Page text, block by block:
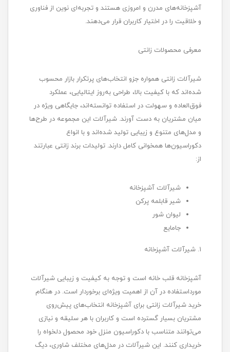
آشپزخانه‌های مدرن و امروزی هستند و تجربه‌ای نوین از فناوری
و خلاقیت را در اختیار کاربران قرار می‌دهند.
معرفی محصولات زانتی
شیرآلات زانتی همواره جزو انتخاب‌های پرتکرار بازار محسوب
شده‌اند که با کیفیت بالا، طراحی به‌روز ایتالیایی، عملکرد
فوق‌العاده و سهولت در استفاده توانسته‌اند، جایگاهی ویژه در
میان مشتریان به دست آورند. شیرآلات این مجموعه در طرح‌ها
و مدل‌های متنوع و زیبایی تولید شده‌اند و با انواع
دکوراسیون‌ها همخوانی کامل دارند. تولیدات برند زانتی عبارتند
از:
شیرآلات آشپزخانه
شیر قابلمه پرکن
لیوان شور
جامایع
۱. شیرآلات آشپزخانه
آشپزخانه قلب خانه است و توجه به کیفیت و زیبایی شیرآلات
مورداستفاده در آن از اهمیت ویژه‌ای برخوردار است. در هنگام
خرید شیرآلات زانتی برای آشپزخانه انتخاب‌های پیش‌روی
مشتریان بسیار گسترده است و کاربران با هر سلیقه و نیازی
می‌توانند متناسب با دکوراسیون منزل خود محصول دلخواه را
خریداری کنند. این شیرآلات در مدل‌های مختلف شاوری، دیگ